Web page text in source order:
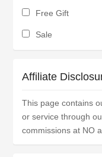
Free Gift
Sale
Affiliate
This page contains
or service through
commissions at NO